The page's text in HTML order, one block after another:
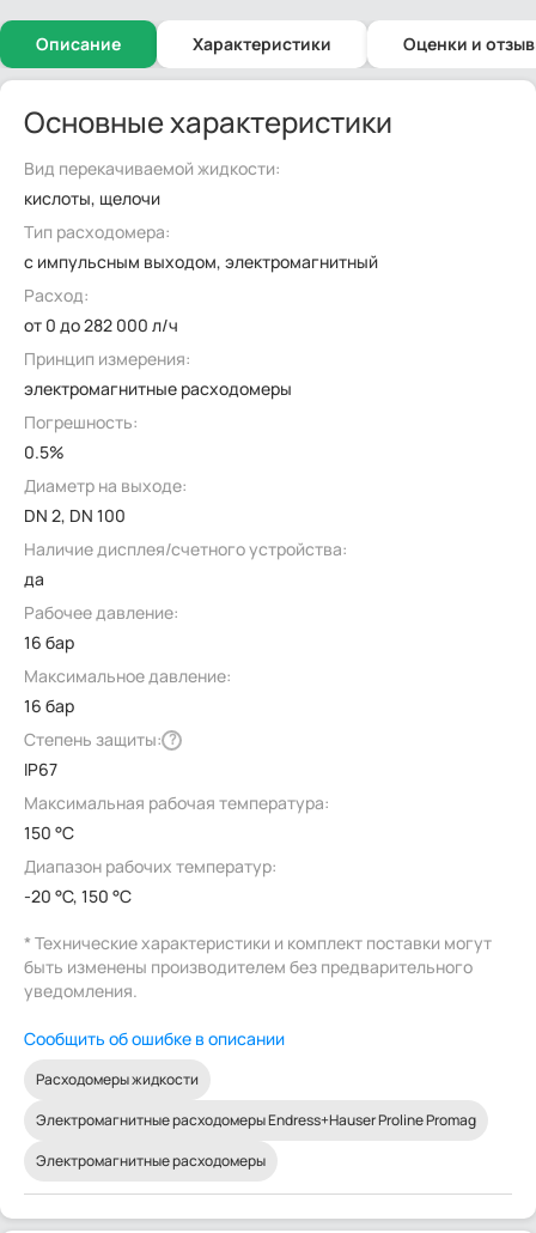
Описание Характеристики Оценки и
Основные характеристики
Вид перекачиваемой жидкости:
кислоты, щелочи
Тип расходомера:
с импульсным выходом, электромагнитный
Расход:
от 0 до 282 000 л/ч
Принцип измерения:
электромагнитные расходомеры
Погрешность:
0.5%
Диаметр на выходе:
DN 2, DN 100
Наличие дисплея/счетного устройства:
да
Рабочее давление:
16 бар
Максимальное давление:
16 бар
Степень защиты: ?
IP67
Максимальная рабочая температура:
150 °C
Диапазон рабочих температур:
-20 °C, 150 °C
* Технические характеристики и комплект поставки могут
быть изменены производителем без предварительного
уведомления.
Сообщить об ошибке в описании
Расходомеры жидкости
Электромагнитные расходомеры Endress+Hauser Proline Promag
Электромагнитные расходомеры